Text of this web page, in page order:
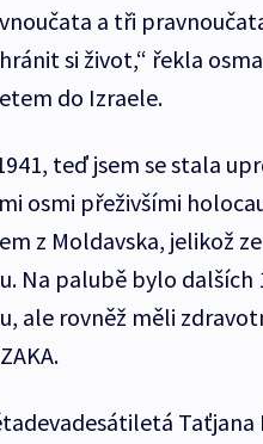
a tři
si život,“ řekla
do Izraele.
teď jsem se stala
osmi přeživšími
z Moldavska, jelikož
Na palubě bylo dalších
ale rovněž měli
Taťjana